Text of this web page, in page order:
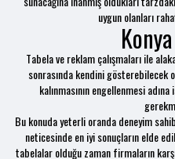
uygun olanları
Tabela ve reklam çalışmaları ile
sonrasında kendini gösterebilecek
kalınmasının engellenmesi
Bu konuda yeterli oranda deneyim
neticesinde en iyi sonuçların elde
tabelalar olduğu zaman firmaların